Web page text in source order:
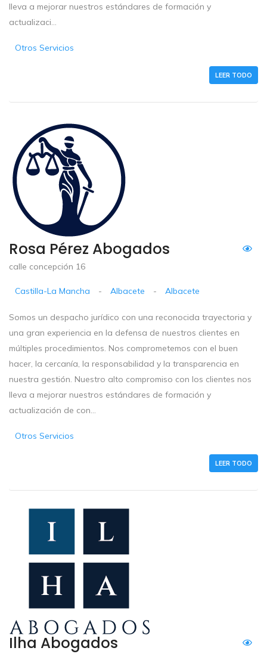
lleva a mejorar nuestros estándares de formación y
actualizaci...
Otros Servicios
LEER TODO
Rosa Pérez Abogados
calle concepción 16
Castilla-La Mancha - Albacete - Albacete
Somos un despacho jurídico con una reconocida trayectoria y
una gran experiencia en la defensa de nuestros clientes en
múltiples procedimientos. Nos comprometemos con el buen
hacer, la cercanía, la responsabilidad y la transparencia en
nuestra gestión. Nuestro alto compromiso con los clientes nos
lleva a mejorar nuestros estándares de formación y
actualización de con...
Otros Servicios
LEER TODO
Ilha Abogados